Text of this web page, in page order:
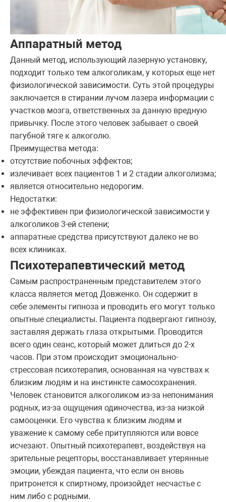
Аппаратный метод
Данный метод, использующий лазерную установку,
подходит только тем алкоголикам, у которых еще нет
физиологической зависимости. Суть этой процедуры
заключается в стирании лучом лазера информации с
участков мозга, ответственных за данную вредную
привычку. После этого человек забывает о своей
пагубной тяге к алкоголю.
Преимущества метода:
отсутствие побочных эффектов;
излечивает всех пациентов 1 и 2 стадии алкоголизма;
является относительно недорогим.
Недостатки:
не эффективен при физиологической зависимости у
алкоголиков 3-ей степени;
аппаратные средства присутствуют далеко не во
всех клиниках.
Психотерапевтический метод
Самым распространенным представителем этого
класса является метод Довженко. Он содержит в
себе элементы гипноза и проводить его могут только
опытные специалисты. Пациента подвергают гипнозу,
заставляя держать глаза открытыми. Проводится
всего один сеанс, который может длиться до 2-х
часов. При этом происходит эмоционально-
стрессовая психотерапия, основанная на чувствах к
близким людям и на инстинкте самосохранения.
Человек становится алкоголиком из-за непонимания
родных, из-за ощущения одиночества, из-за низкой
самооценки. Его чувства к близким людям и
уважение к самому себе притупляются или вовсе
исчезают. Опытный психотерапевт, воздействуя на
зрительные рецепторы, восстанавливает утерянные
эмоции, убеждая пациента, что если он вновь
притронется к спиртному, произойдет несчастье с
ним либо с родными.